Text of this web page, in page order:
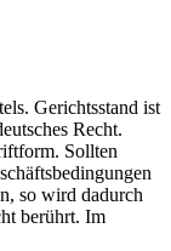
Gerichtsstand ist
Recht.
Sollten
so wird dadurch
berührt. Im